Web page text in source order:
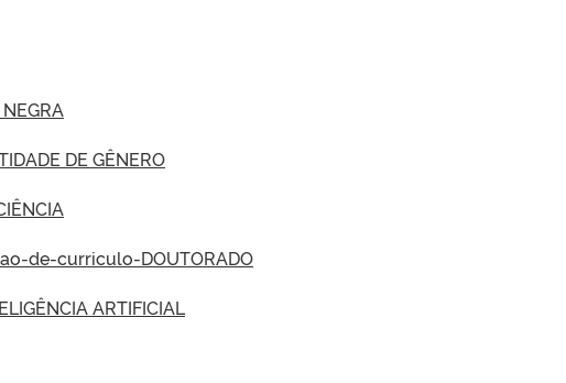
DE GÊNERO
de-curriculo-DOUTORADO
ARTIFICIAL